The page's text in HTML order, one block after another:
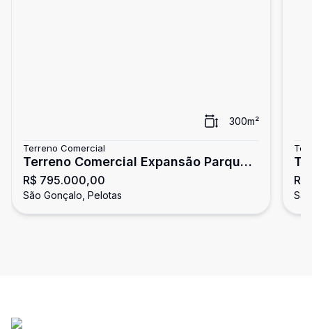
300m²
Terreno Comercial
Terreno Comercial Expansão Parque
UNA
R$ 795.000,00
São Gonçalo, Pelotas